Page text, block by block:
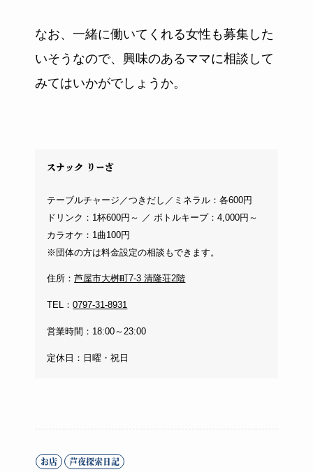
なお、一緒に働いてくれる女性も募集した
いそうなので、興味のあるママに相談して
みてはいかがでしょうか。
スナック りーざ
テーブルチャージ／つきだし／ミネラル：各600円
ドリンク：1杯600円～ ／ ボトルキープ：4,000円～
カラオケ：1曲100円
※団体の方は料金設定の相談もできます。
住所：芦屋市大桝町7-3 清隆荘2階
TEL：0797-31-8931
営業時間：18:00～23:00
定休日：日曜・祝日
お店 芦夜探索日記